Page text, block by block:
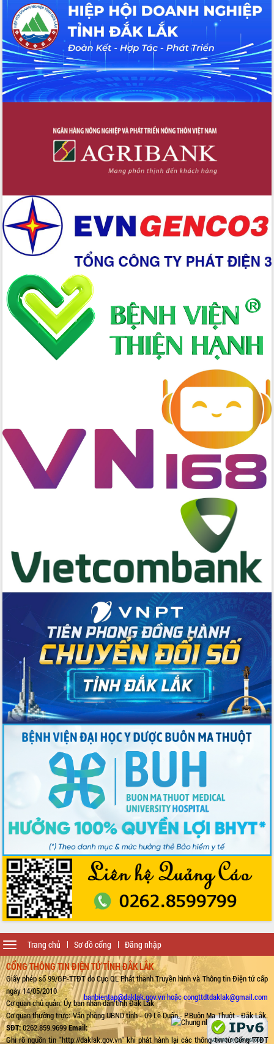
Trang chủ Sơ đồ cổng Đăng nhập
Toggle
navigation
CỔNG THÔNG TIN ĐIỆN TỬ TỈNH ĐẮK LẮK
Giấy phép số 99/GP-TTĐT do Cục QL Phát thanh Truyền hình và Thông tin Điện tử cấp
ngày 14/05/2010
Cơ quan chủ quản: Ủy ban nhân dân tỉnh Đắk Lắk
Cơ quan thường trực: Văn phòng UBND tỉnh - 09 Lê Duẩn - P.Buôn Ma Thuột - Đắk Lắk.
SĐT:0262.859.9699Email:
banbientap@daklak.gov.vn hoặc congttdtdaklak@gmail.com
Ghi rõ nguồn tin "http://daklak.gov.vn" khi phát hành lại các thông tin từ Cổng TTĐT